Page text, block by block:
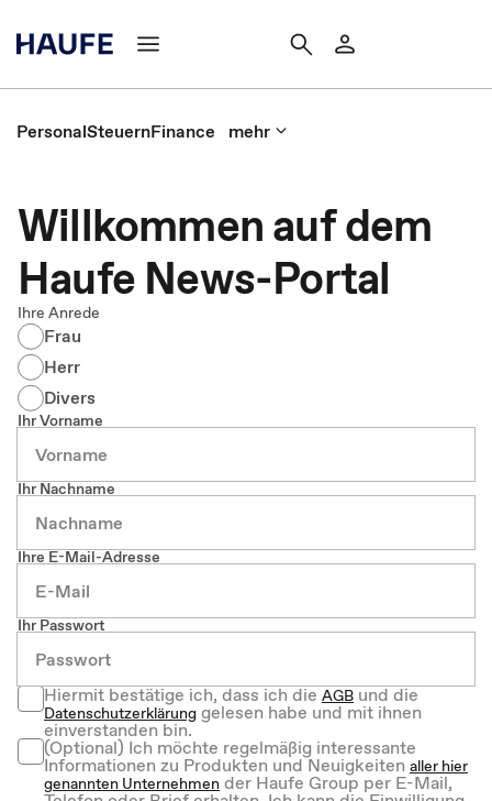
PersonalSteuernFinance mehr
Willkommen auf dem
Haufe News-Portal
Ihre Anrede
Frau
Herr
Divers
Ihr Vorname
Ihr Nachname
Ihre E-Mail-Adresse
Ihr Passwort
Hiermit bestätige ich, dass ich dieAGBund die
Datenschutzerklärung gelesen habe und mit ihnen
einverstanden bin.
(Optional) Ich möchte regelmäßig interessante
Informationen zu Produkten und Neuigkeiten aller hier
genannten Unternehmen der Haufe Group per E-Mail,